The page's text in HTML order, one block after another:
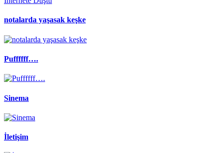
notalarda yaşasak keşke
Puffffff….
Sinema
İletişim